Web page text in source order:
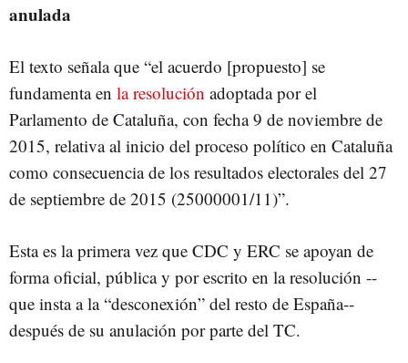
anulada
El texto señala que “el acuerdo [propuesto] se
fundamenta en la resolución adoptada por el
Parlamento de Cataluña, con fecha 9 de noviembre de
2015, relativa al inicio del proceso político en Cataluña
como consecuencia de los resultados electorales del 27
de septiembre de 2015 (25000001/11)”.
Esta es la primera vez que CDC y ERC se apoyan de
forma oficial, pública y por escrito en la resolución --
que insta a la “desconexión” del resto de España--
después de su anulación por parte del TC.